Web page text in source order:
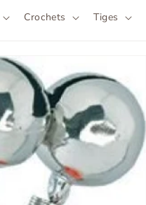
Crochets Tiges